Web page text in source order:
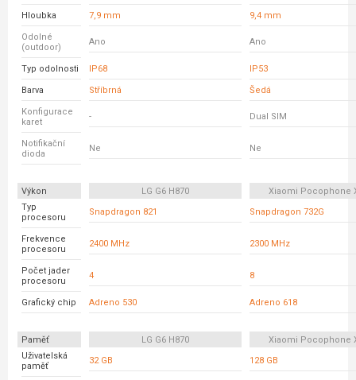
Hloubka 7,9 mm 9,4 mm
Odolné
(outdoor)
Ano Ano
Typ odolnosti IP68 IP53
Barva Stříbrná Šedá
Konfigurace
karet
- Dual SIM
Notifikační
dioda
Ne Ne
Výkon LG G6 H870
Xiaomi Pocophone
Typ
procesoru
Snapdragon 821 Snapdragon 732G
Frekvence
procesoru
2400 MHz 2300 MHz
Počet jader
procesoru
4 8
Grafický chip Adreno 530 Adreno 618
Paměť LG G6 H870
Xiaomi Pocophone
Uživatelská
paměť
32 GB 128 GB